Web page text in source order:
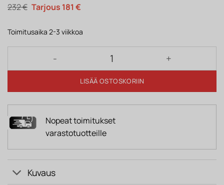
232€ Alkuperäinen
hinta
232 €.
181 €Nykyinen
181 €.
Toimitusaika 2-3 viikkoa
Lattiavalaisin CAMILLA kupari/musta määrä
LISÄÄ OSTOSKORIIN
Nopeat toimitukset
varastotuotteille
Kuvaus